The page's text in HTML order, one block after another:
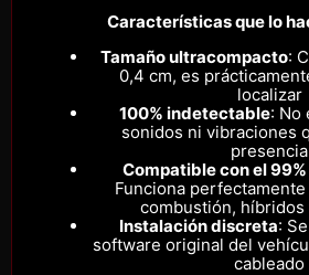
Características que lo
Tamaño ultracompacto:
0,4 cm, es
localizar
100% indetectable: No
sonidos ni vibraciones
presencia
Compatible con el
Funciona
combustión,
Instalación discreta:
software original del
cableado